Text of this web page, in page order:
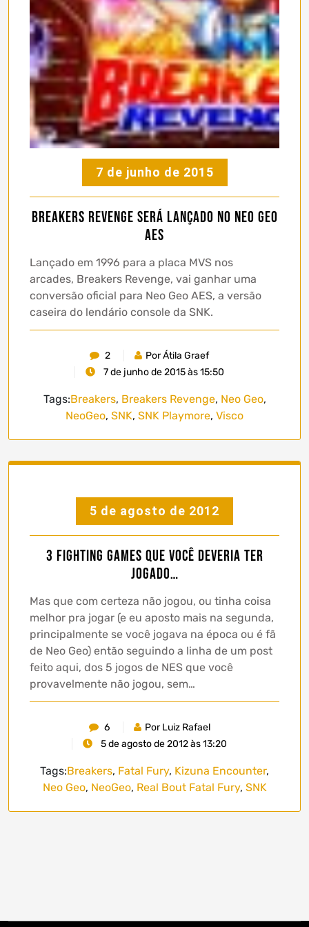
7 de junho de 2015
Breakers Revenge será lançado no Neo Geo
AES
Lançado em 1996 para a placa MVS nos
arcades, Breakers Revenge, vai ganhar uma
conversão oficial para Neo Geo AES, a versão
caseira do lendário console da SNK.
2
Por Átila Graef
7 de junho de 2015 às 15:50
Tags:Breakers, Breakers Revenge, Neo Geo,
NeoGeo, SNK, SNK Playmore, Visco
5 de agosto de 2012
3 Fighting Games que você deveria ter
jogado…
Mas que com certeza não jogou, ou tinha coisa
melhor pra jogar (e eu aposto mais na segunda,
principalmente se você jogava na época ou é fã
de Neo Geo) então seguindo a linha de um post
feito aqui, dos 5 jogos de NES que você
provavelmente não jogou, sem…
6
Por Luiz Rafael
5 de agosto de 2012 às 13:20
Tags:Breakers, Fatal Fury, Kizuna Encounter,
Neo Geo, NeoGeo, Real Bout Fatal Fury, SNK